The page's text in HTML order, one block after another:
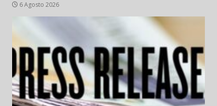
6 Agosto 2026